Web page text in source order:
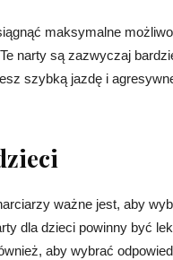
maksymalne
narty są zazwyczaj
szybką jazdę i
ważne jest, aby
dla dzieci powinny być
aby wybrać